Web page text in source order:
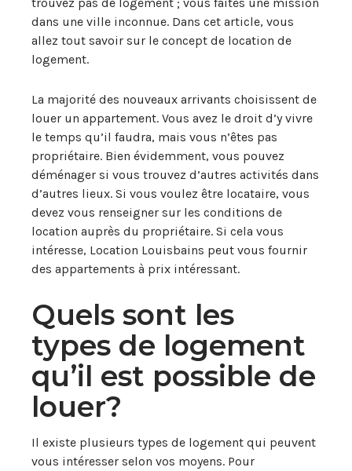
dans une ville inconnue. Dans cet article, vous
allez tout savoir sur le concept de location de
logement.
La majorité des nouveaux arrivants choisissent de
louer un appartement. Vous avez le droit d’y vivre
le temps qu’il faudra, mais vous n’êtes pas
propriétaire. Bien évidemment, vous pouvez
déménager si vous trouvez d’autres activités dans
d’autres lieux. Si vous voulez être locataire, vous
devez vous renseigner sur les conditions de
location auprès du propriétaire. Si cela vous
intéresse, Location Louisbains peut vous fournir
des appartements à prix intéressant.
Quels sont les
types de logement
qu’il est possible de
louer?
Il existe plusieurs types de logement qui peuvent
vous intéresser selon vos moyens. Pour